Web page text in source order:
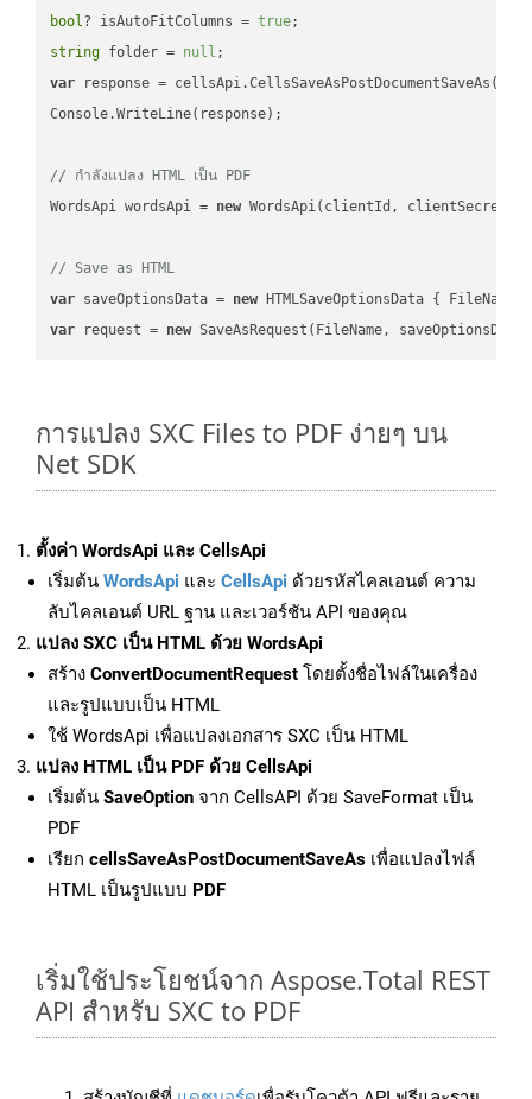
bool? isAutoFitColumns = true
string folder = null
var response =
Console.WriteLine(response);
// กำลังแปลง HTML เป็น PDF
WordsApi wordsApi = new WordsApi(clientId, clientSecret);
// Save as HTML
var saveOptionsData = new HTMLSaveOptionsData { FileName
var request = new
การแปลง SXC Files to PDF ง่ายๆ บน
Net SDK
ตั้งค่า WordsApi และ CellsApi
เริ่มต้น WordsApi และ CellsApi ด้วยรหัสไคลเอนต์ ความ
ลับไคลเอนต์ URL ฐาน และเวอร์ชัน API ของคุณ
แปลง SXC เป็น HTML ด้วย WordsApi
สร้าง ConvertDocumentRequest โดยตั้งชื่อไฟล์ในเครื่อง
และรูปแบบเป็น HTML
ใช้ WordsApi เพื่อแปลงเอกสาร SXC เป็น HTML
แปลง HTML เป็น PDF ด้วย CellsApi
เริ่มต้น SaveOption จาก CellsAPI ด้วย SaveFormat เป็น
PDF
เรียก cellsSaveAsPostDocumentSaveAs เพื่อแปลงไฟล์
HTML เป็นรูปแบบ PDF
เริ่มใช้ประโยชน์จาก Aspose.Total REST
API สำหรับ SXC to PDF